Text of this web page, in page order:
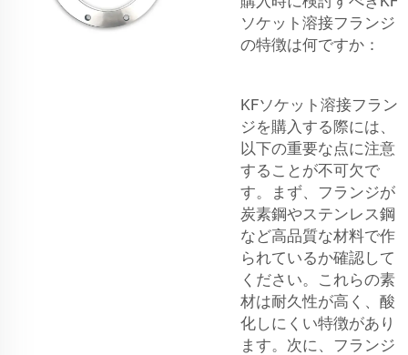
ソケット溶接フランジ
の特徴は何ですか：
KFソケット溶接フラン
ジを購入する際には、
以下の重要な点に注意
することが不可欠で
す。まず、フランジが
炭素鋼やステンレス鋼
など高品質な材料で作
られているか確認して
ください。これらの素
材は耐久性が高く、酸
化しにくい特徴があり
ます。次に、フランジ